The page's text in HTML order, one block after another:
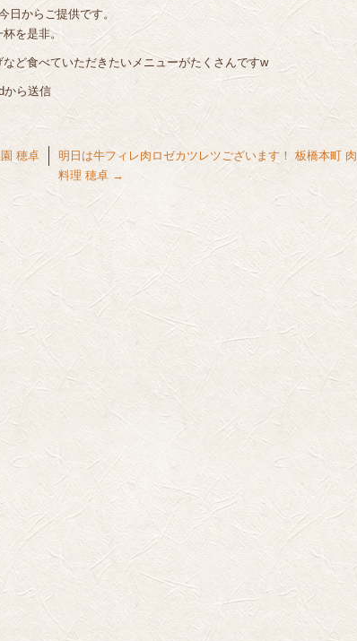
日からご提供です。
を是非。
ど食べていただきたいメニューがたくさんですw
から送信
穂卓
明日は牛フィレ肉ロゼカツレツございます！ 板橋本町 肉
料理 穂卓 →